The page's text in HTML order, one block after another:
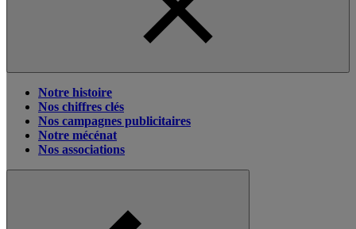
Notre histoire
Nos chiffres clés
Nos campagnes publicitaires
Notre mécénat
Nos associations